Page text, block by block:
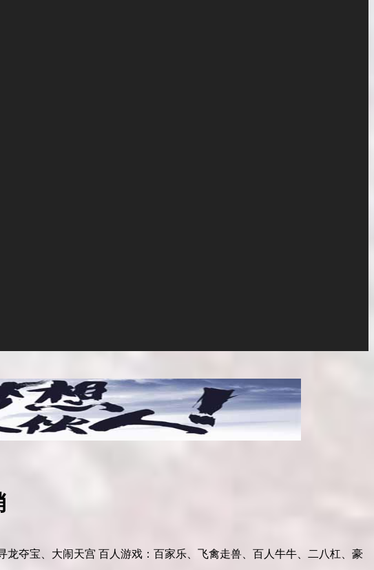
夺宝、大闹天宫 百人游戏：百家乐、飞禽走兽、百人牛牛、二八杠、豪